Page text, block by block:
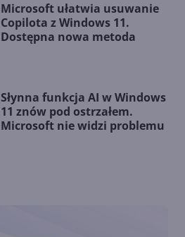
Microsoft ułatwia usuwanie
Copilota z Windows 11.
Dostępna nowa metoda
Słynna funkcja AI w Windows
11 znów pod ostrzałem.
Microsoft nie widzi problemu